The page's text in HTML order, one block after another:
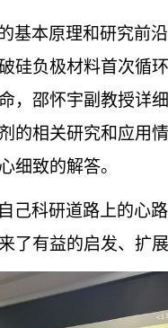
基本原理和研究前
负极材料首次循
，邵怀宇副教授详
的相关研究和应用
细致的解答。
己科研道路上的心
了有益的启发、扩展